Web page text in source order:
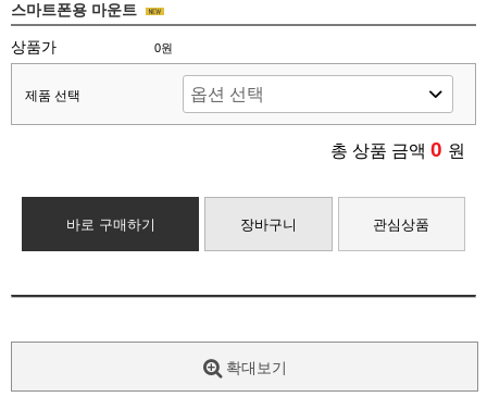
스마트폰용 마운트
상품가 0원
제품 선택
총 상품 금액 0 원
바로 구매하기 장바구니 관심상품
확대보기